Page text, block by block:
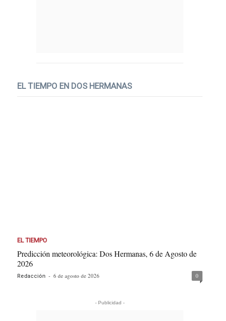
EL TIEMPO EN DOS HERMANAS
EL TIEMPO
Predicción meteorológica: Dos Hermanas, 6 de Agosto de
2026
Redacción - 6 de agosto de 2026 0
- Publicidad -